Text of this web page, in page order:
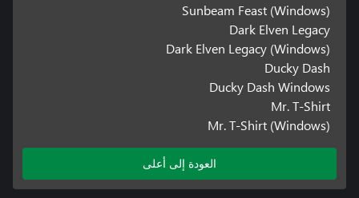
Sunbeam Feast (Windows)
Dark Elven Legacy
Dark Elven Legacy (Windows)
Ducky Dash
Ducky Dash Windows
Mr. T-Shirt
Mr. T-Shirt (Windows)
العودة إلى أعلى